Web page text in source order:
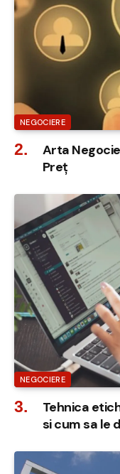
NEGOCIERE
Arta
Preț
NEGOCIERE
Tehnica
si cum sa le